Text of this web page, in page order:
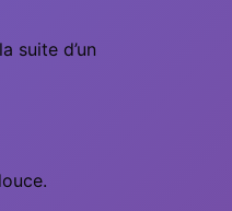
suite d’un